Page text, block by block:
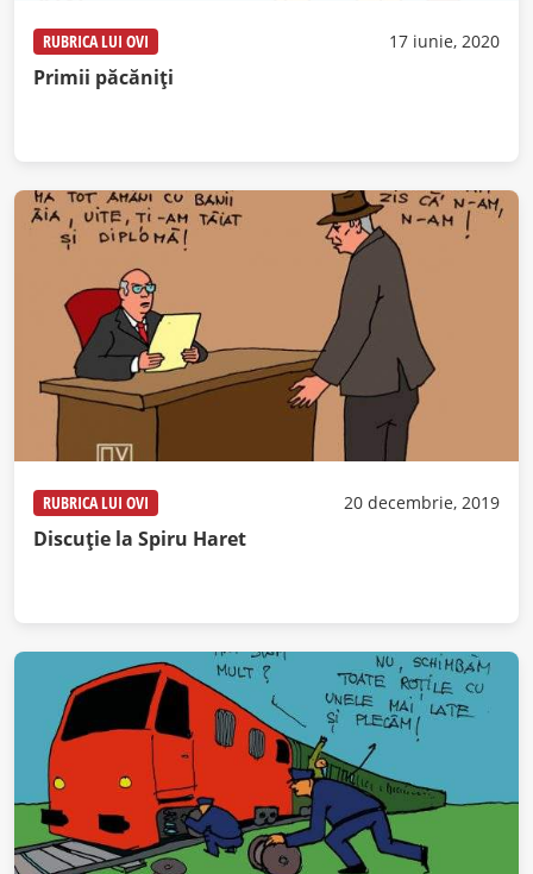
RUBRICA LUI OVI 17 iunie, 2020
Primii păcăniți
RUBRICA LUI OVI 20 decembrie, 2019
Discuție la Spiru Haret